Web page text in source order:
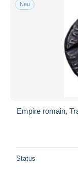
Neu
Empire romain,
Status